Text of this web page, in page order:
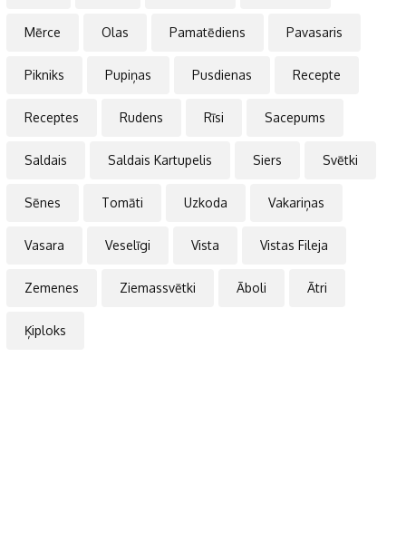
Mērce Olas Pamatēdiens Pavasaris
Pikniks Pupiņas Pusdienas Recepte
Receptes Rudens Rīsi Sacepums
Saldais Saldais Kartupelis Siers Svētki
Sēnes Tomāti Uzkoda Vakariņas
Vasara Veselīgi Vista Vistas Fileja
Zemenes Ziemassvētki Āboli Ātri
Ķiploks